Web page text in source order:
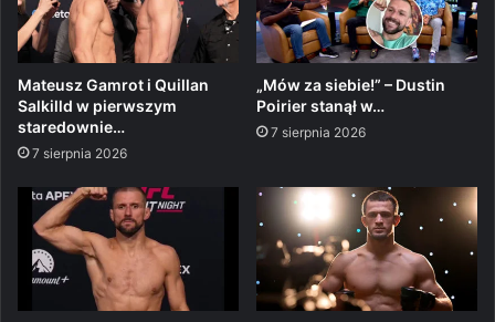
Mateusz Gamrot i Quillan
Salkilld w pierwszym
staredownie…
7 sierpnia 2026
„Mów za siebie!” – Dustin
Poirier stanął w…
7 sierpnia 2026